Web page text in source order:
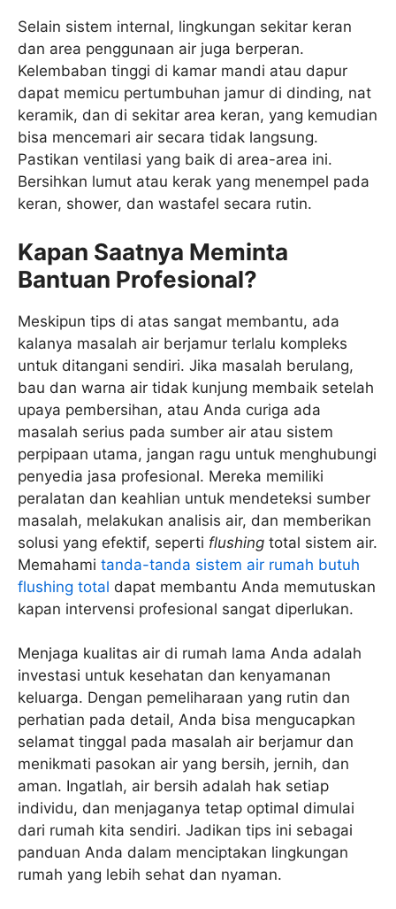
Selain sistem internal, lingkungan sekitar keran
dan area penggunaan air juga berperan.
Kelembaban tinggi di kamar mandi atau dapur
dapat memicu pertumbuhan jamur di dinding, nat
keramik, dan di sekitar area keran, yang kemudian
bisa mencemari air secara tidak langsung.
Pastikan ventilasi yang baik di area-area ini.
Bersihkan lumut atau kerak yang menempel pada
keran, shower, dan wastafel secara rutin.
Kapan Saatnya Meminta
Bantuan Profesional?
Meskipun tips di atas sangat membantu, ada
kalanya masalah air berjamur terlalu kompleks
untuk ditangani sendiri. Jika masalah berulang,
bau dan warna air tidak kunjung membaik setelah
upaya pembersihan, atau Anda curiga ada
masalah serius pada sumber air atau sistem
perpipaan utama, jangan ragu untuk menghubungi
penyedia jasa profesional. Mereka memiliki
peralatan dan keahlian untuk mendeteksi sumber
masalah, melakukan analisis air, dan memberikan
solusi yang efektif, seperti flushing total sistem air.
Memahami tanda-tanda sistem air rumah butuh
flushing total dapat membantu Anda memutuskan
kapan intervensi profesional sangat diperlukan.
Menjaga kualitas air di rumah lama Anda adalah
investasi untuk kesehatan dan kenyamanan
keluarga. Dengan pemeliharaan yang rutin dan
perhatian pada detail, Anda bisa mengucapkan
selamat tinggal pada masalah air berjamur dan
menikmati pasokan air yang bersih, jernih, dan
aman. Ingatlah, air bersih adalah hak setiap
individu, dan menjaganya tetap optimal dimulai
dari rumah kita sendiri. Jadikan tips ini sebagai
panduan Anda dalam menciptakan lingkungan
rumah yang lebih sehat dan nyaman.